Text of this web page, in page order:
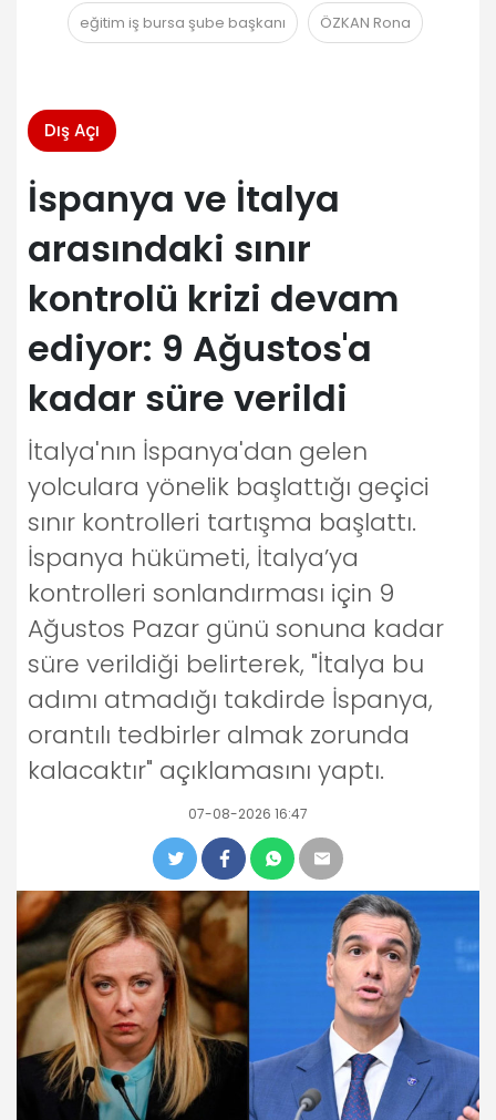
eğitim iş bursa şube başkanı ÖZKAN Rona
Dış Açı
İspanya ve İtalya
arasındaki sınır
kontrolü krizi devam
ediyor: 9 Ağustos'a
kadar süre verildi
İtalya'nın İspanya'dan gelen
yolculara yönelik başlattığı geçici
sınır kontrolleri tartışma başlattı.
İspanya hükümeti, İtalya’ya
kontrolleri sonlandırması için 9
Ağustos Pazar günü sonuna kadar
süre verildiği belirterek, "İtalya bu
adımı atmadığı takdirde İspanya,
orantılı tedbirler almak zorunda
kalacaktır" açıklamasını yaptı.
07-08-2026 16:47